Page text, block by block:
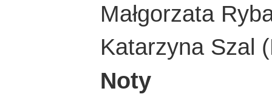
Małgorzata
Katarzyna Szal
Noty